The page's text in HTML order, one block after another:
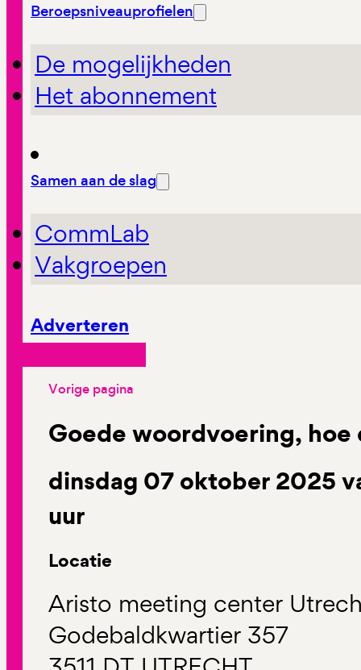
Beroepsniveauprofielen
De mogelijkheden
Het abonnement
Samen aan de slag
CommLab
Vakgroepen
Adverteren
Vorige pagina
Goede woordvoering, hoe
dinsdag 07 oktober 2025
uur
Locatie
Aristo meeting center
Godebaldkwartier 357